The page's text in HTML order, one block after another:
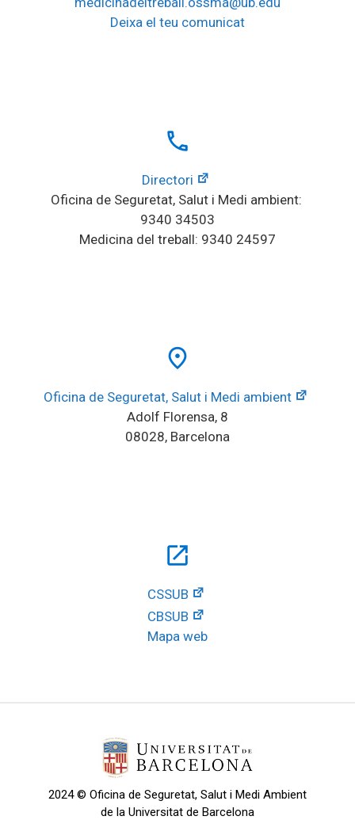
Deixa el teu comunicat
local_phone
Directori
Oficina de Seguretat, Salut i Medi ambient:
9340 34503
Medicina del treball: 9340 24597
place
Oficina de Seguretat, Salut i Medi ambient
Adolf Florensa, 8
08028, Barcelona
open_in_new
CSSUB
CBSUB
Mapa web
2024 © Oficina de Seguretat, Salut i Medi Ambient
de la Universitat de Barcelona